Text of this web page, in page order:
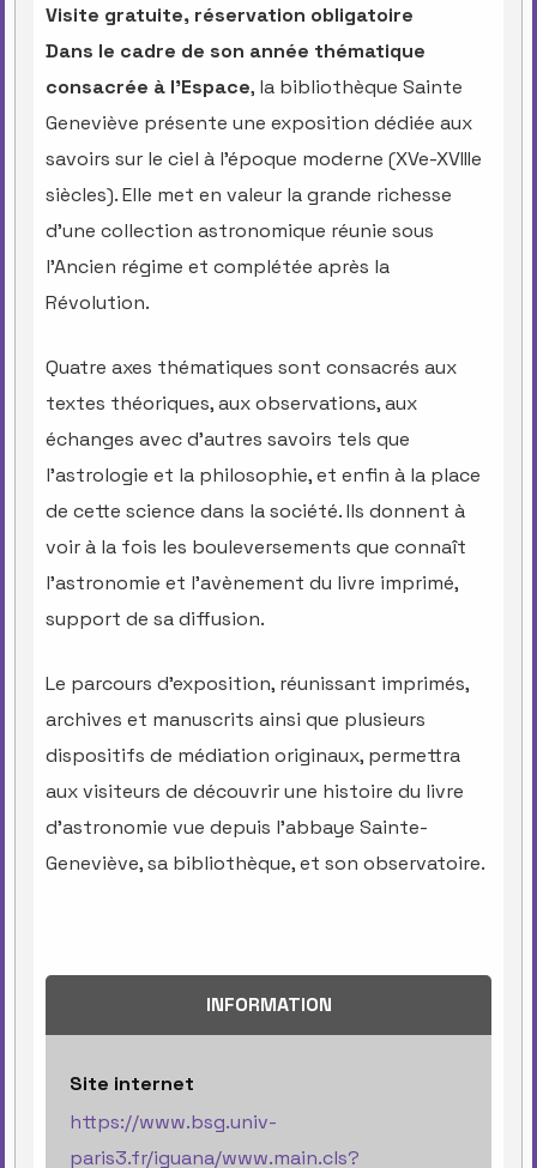
Visite gratuite, réservation obligatoire
Dans le cadre de son année thématique
consacrée à l’Espace, la bibliothèque Sainte
Geneviève présente une exposition dédiée aux
savoirs sur le ciel à l’époque moderne (XVe-XVIIIe
siècles). Elle met en valeur la grande richesse
d’une collection astronomique réunie sous
l’Ancien régime et complétée après la
Révolution.
Quatre axes thématiques sont consacrés aux
textes théoriques, aux observations, aux
échanges avec d’autres savoirs tels que
l’astrologie et la philosophie, et enfin à la place
de cette science dans la société. Ils donnent à
voir à la fois les bouleversements que connaît
l’astronomie et l’avènement du livre imprimé,
support de sa diffusion.
Le parcours d’exposition, réunissant imprimés,
archives et manuscrits ainsi que plusieurs
dispositifs de médiation originaux, permettra
aux visiteurs de découvrir une histoire du livre
d’astronomie vue depuis l’abbaye Sainte-
Geneviève, sa bibliothèque, et son observatoire.
INFORMATION
Site internet
https://www.bsg.univ-
paris3.fr/iguana/www.main.cls?